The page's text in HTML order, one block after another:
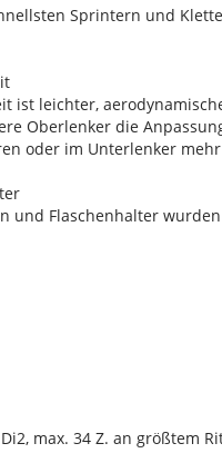
Sprintern und
ist leichter,
Oberlenker die
oder im Unterlenker
und Flaschenhalter
max. 34 Z. an größtem